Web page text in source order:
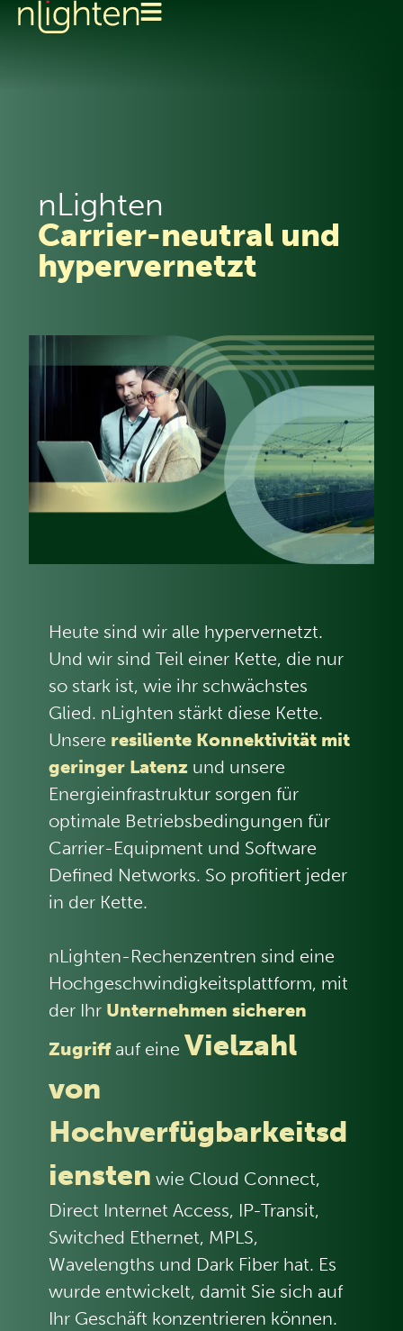
nLighten
Carrier-neutral und
hypervernetzt
Heute sind wir alle hypervernetzt.
Und wir sind Teil einer Kette, die nur
so stark ist, wie ihr schwächstes
Glied. nLighten stärkt diese Kette.
Unsere resiliente Konnektivität mit
geringer Latenz und unsere
Energieinfrastruktur sorgen für
optimale Betriebsbedingungen für
Carrier-Equipment und Software
Defined Networks. So profitiert jeder
in der Kette.
nLighten-Rechenzentren sind eine
Hochgeschwindigkeitsplattform, mit
der Ihr Unternehmen sicheren
Zugriffauf eine Vielzahl
von
Hochverfügbarkeitsd
iensten wie Cloud Connect,
Direct Internet Access, IP-Transit,
Switched Ethernet, MPLS,
Wavelengths und Dark Fiber hat. Es
wurde entwickelt, damit Sie sich auf
Ihr Geschäft konzentrieren können.